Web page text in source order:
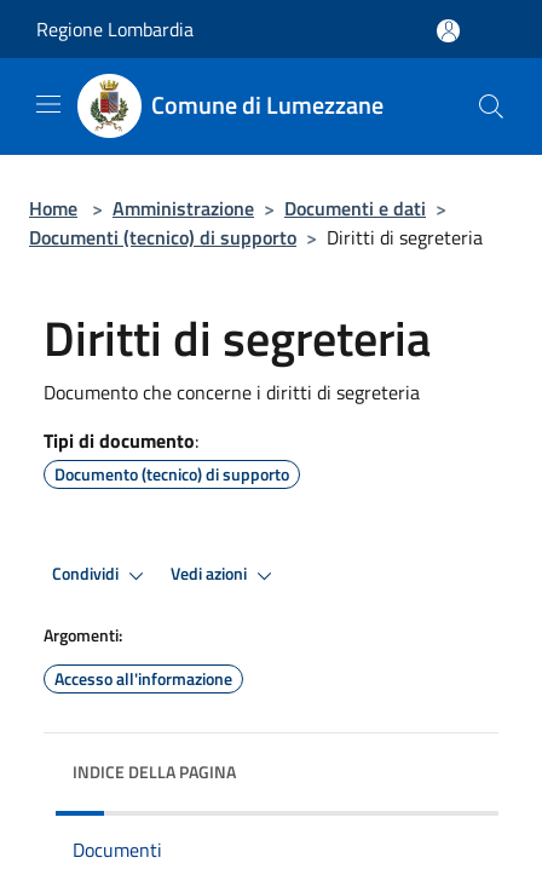
Regione Lombardia
Comune di Lumezzane
Home > Amministrazione > Documenti e dati >
Documenti (tecnico) di supporto > Diritti di segreteria
Diritti di segreteria
Documento che concerne i diritti di segreteria
Tipi di documento:
Documento (tecnico) di supporto
Condividi Vedi azioni
Argomenti:
Accesso all'informazione
INDICE DELLA PAGINA
Documenti